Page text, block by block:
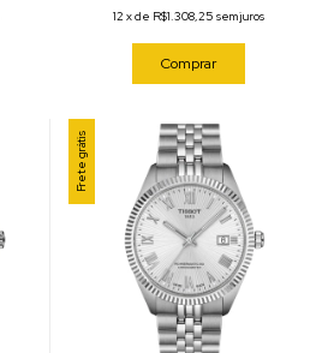
12 xde R$1.308,25 sem juros
Comprar
Frete grátis